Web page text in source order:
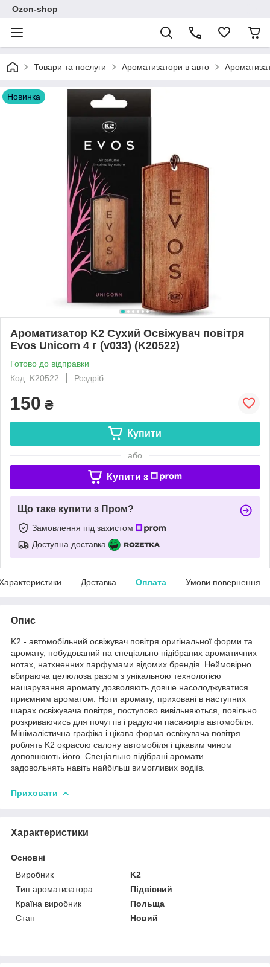
Ozon-shop
Товари та послуги Ароматизатори в авто
Новинка
Ароматизатор K2 Сухий Освіжувач повітря
Evos Unicorn 4 г (v033) (K20522)
Готово до відправки
Код: K20522
Роздріб
150 ₴
Купити
або
Купити з
Що таке купити з Пром?
Замовлення під захистом
Доступна доставка
Доставка Оплата Умови повернення
Опис
K2 - автомобільний освіжувач повітря оригінальної форми та
аромату, побудований на спеціально підібраних ароматичних
нотах, натхненних парфумами відомих брендів. Неймовірно
вбираюча целюлоза разом з унікальною технологією
нашарування аромату дозволяють довше насолоджуватися
приємним ароматом. Ноти аромату, приховані в наступних
шарах освіжувача повітря, поступово вивільняються, повільно
розкриваючись для почуттів і радуючи пасажирів автомобіля.
Мінімалістична графіка і цікава форма освіжувача повітря
роблять K2 окрасою салону автомобіля і цікавим чином
доповнюють його. Спеціально підібрані аромати
задовольнять навіть найбільш вимогливих водіїв.
Приховати
Характеристики
Основні
Виробник
K2
Тип ароматизатора
Підвісний
Країна виробник
Польща
Стан
Новий